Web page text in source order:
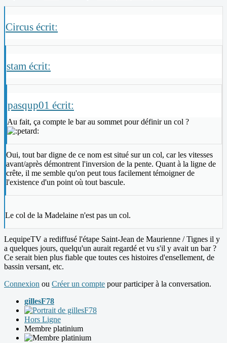
Circus écrit:
stam écrit:
pasqup01 écrit:
Au fait, ça compte le bar au sommet pour définir un col ?
Oui, tout bar digne de ce nom est situé sur un col, car les vitesses
avant/après démontrent l'inversion de la pente. Quant à la ligne de
crête, il me semble qu'on peut tous facilement témoigner de
l'existence d'un point où tout bascule.
Le col de la Madelaine n'est pas un col.
LequipeTV a rediffusé l'étape Saint-Jean de Maurienne / Tignes il y
a quelques jours, quelqu'un aurait regardé et vu s'il y avait un bar ?
Ce serait bien plus fiable que toutes ces histoires d'ensellement, de
bassin versant, etc.
Connexion ou Créer un compte pour participer à la conversation.
gillesF78
Hors Ligne
Membre platinium